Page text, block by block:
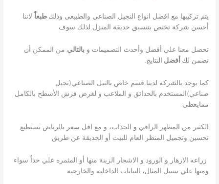
يتم تركيبها مع افضل انواع النجيل الصناعي والطبيعى وذلك طبعاً لاننا
أحسن شركة تختص بتنسيق حديقة المنزل لذلك سوف
تحصل معنا علي أفضل وأحدث التصميمات وبالتالي من الممكن أن
نضمن لك أفضل النتايج.
كما يوجد بالشركة لدينا قسم خاص بالثيل الصناعي(نجيل
صناعي)المستخدم بالحدائق و الملاعب و لغرض فرش الأسطح بالكامل
ممايعطى
الكثير من المظهر الراقي و الجذاب، و مع اقل سعر بالرياض تستطيع
تحسين وتجميل المنظر العام للبيت أو الحديقة عن طريق
زراعه الازهار و الورود و الاشجار الزينة منها أو المثمره علي حداٌ سواء
ومنها علي سبيل المثال، النباتات الداخليه والخارجيه